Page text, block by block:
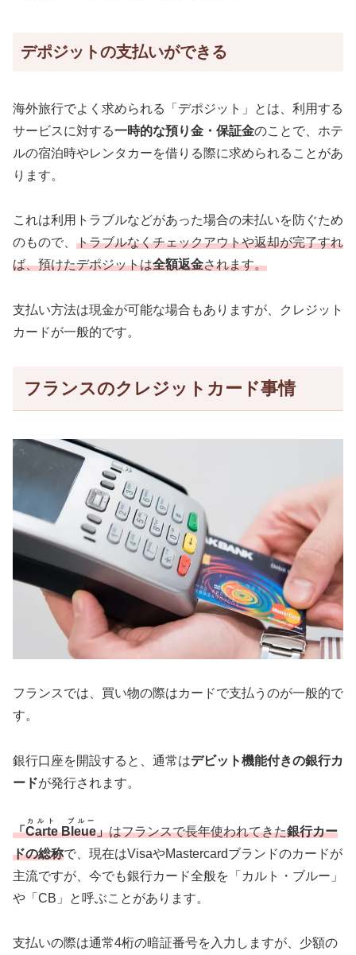
デポジットの支払いができる
海外旅行でよく求められる「デポジット」とは、利用する
サービスに対する一時的な預り金・保証金のことで、ホテ
ルの宿泊時やレンタカーを借りる際に求められることがあ
ります。
これは利用トラブルなどがあった場合の未払いを防ぐため
のもので、 トラブルなくチェックアウトや返却が完了すれ
ば、預けたデポジットは全額返金されます。
支払い方法は現金が可能な場合もありますが、クレジット
カードが一般的です。
フランスのクレジットカード事情
フランスでは、買い物の際はカードで支払うのが一般的で
す。
銀行口座を開設すると、通常はデビット機能付きの銀行カ
ードが発行されます。
「Carte Bleue
カルト ブルー
」はフランスで長年使われてきた銀行カー
ドの総称で、現在はVisaやMastercardブランドのカードが
主流ですが、今でも銀行カード全般を「カルト・ブルー」
や「CB」と呼ぶことがあります。
支払いの際は通常4桁の暗証番号を入力しますが、少額の